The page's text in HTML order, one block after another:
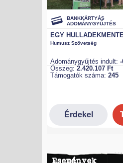
Események